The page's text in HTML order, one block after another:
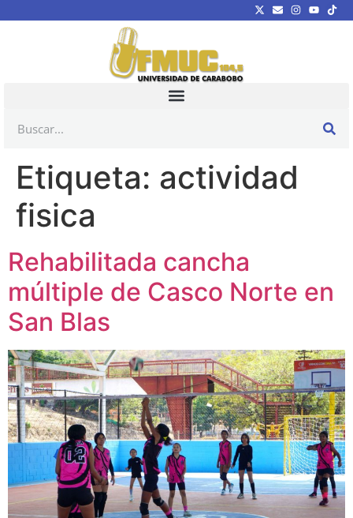
Etiqueta: actividad
fisica
Rehabilitada cancha
múltiple de Casco Norte en
San Blas